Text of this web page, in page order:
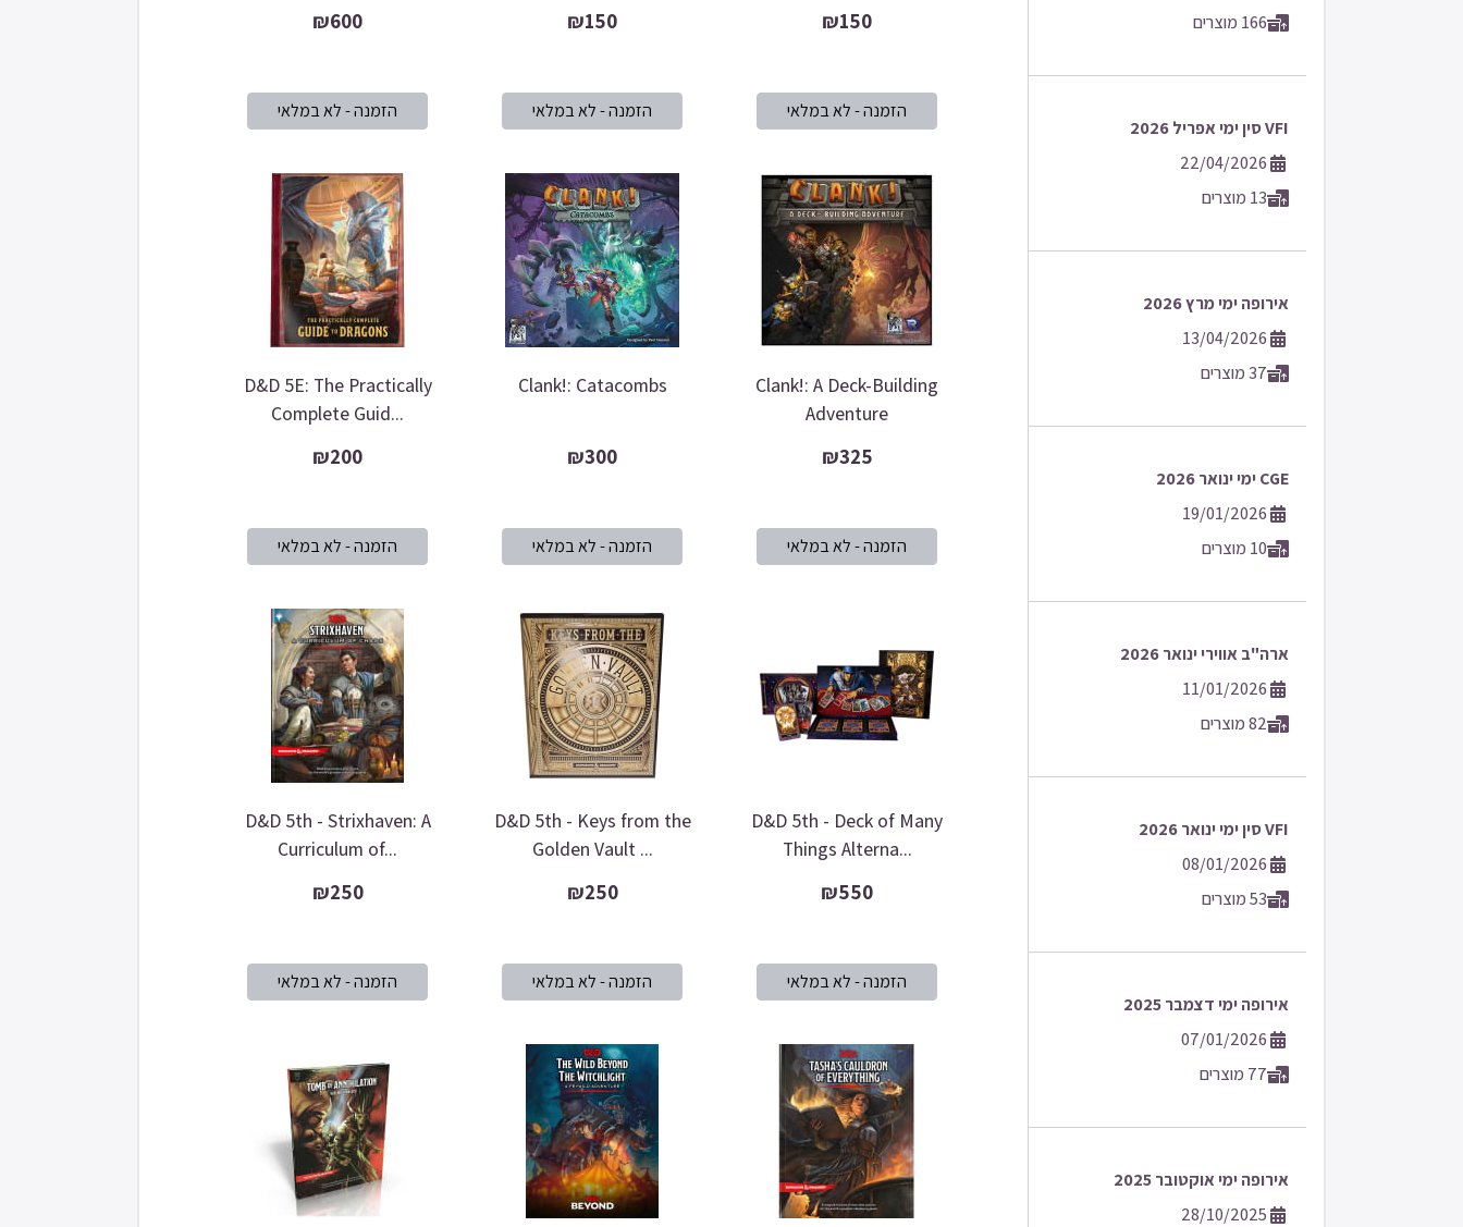
166 מוצרים
VFI סין ימי אפריל 2026
22/04/2026
13 מוצרים
אירופה ימי מרץ 2026
13/04/2026
37 מוצרים
CGE ימי ינואר 2026
19/01/2026
10 מוצרים
ארה"ב אווירי ינואר 2026
11/01/2026
82 מוצרים
VFI סין ימי ינואר 2026
08/01/2026
53 מוצרים
אירופה ימי דצמבר 2025
07/01/2026
77 מוצרים
אירופה ימי אוקטובר 2025
28/10/2025
₪150
₪150
₪600
Clank!: A Deck-Building
Adventure
₪325
Clank!: Catacombs
₪300
D&D 5E: The Practically
Complete Guid...
₪200
D&D 5th - Deck of Many
Things Alterna...
₪550
D&D 5th - Keys from the
Golden Vault ...
₪250
D&D 5th - Strixhaven: A
Curriculum of...
₪250